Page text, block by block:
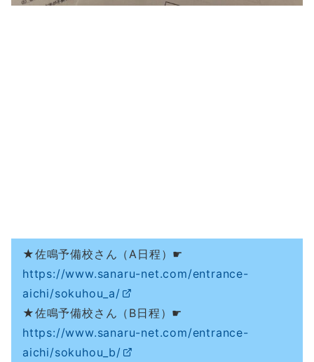
★佐鳴予備校さん（A日程）☛
https://www.sanaru-net.com/entrance-
aichi/sokuhou_a/
★佐鳴予備校さん（B日程）☛
https://www.sanaru-net.com/entrance-
aichi/sokuhou_b/